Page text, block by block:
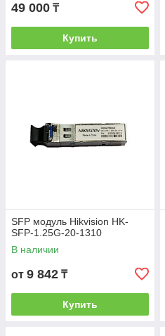
49 000 ₸
Купить
SFP модуль Hikvision HK-
SFP-1.25G-20-1310
В наличии
от 9 842 ₸
Купить